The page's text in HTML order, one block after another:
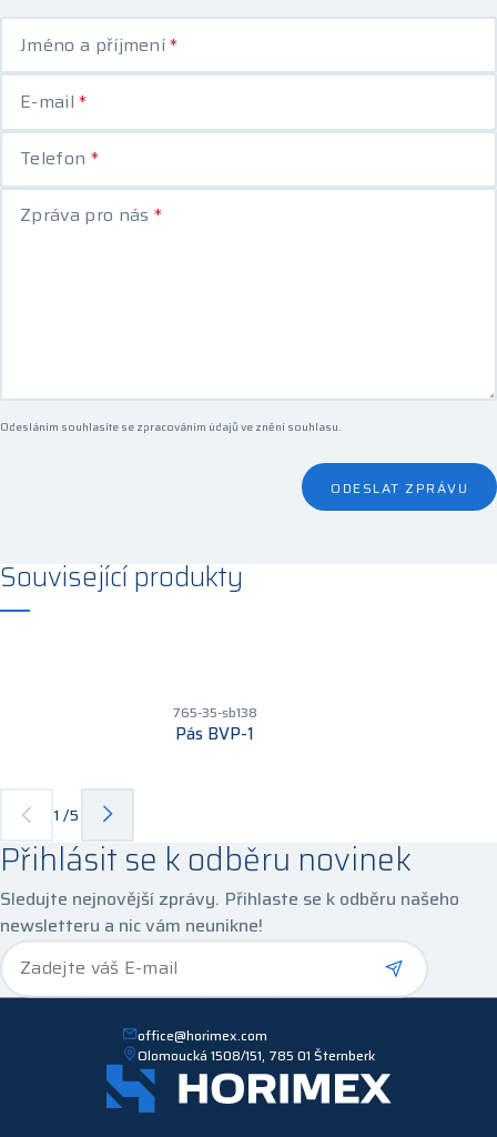
Jméno a příjmení*
E-mail*
Telefon *
Zpráva pro nás *
Odesláním souhlasíte se zpracováním údajů ve znění souhlasu.
ODESLAT ZPRÁVU
Související produkty
765-35-sb138
Pás BVP-1
1 /5
Přihlásit se k odběru novinek
Sledujte nejnovější zprávy. Přihlaste se k odběru našeho
newsletteru a nic vám neunikne!
Zadejte váš E-mail*
office@horimex.com
Olomoucká 1508/151, 785 01 Šternberk